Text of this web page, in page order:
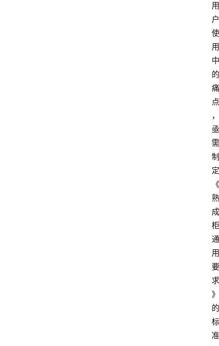
用
户
使
用
中
的
痛
点
，
亟
需
制
定
《
熟
成
柜
通
用
要
求
》
的
标
准